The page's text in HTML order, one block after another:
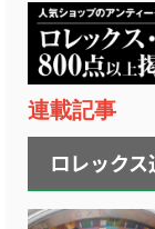
連載記事
ロレックス